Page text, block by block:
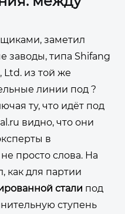
заметил
заводы, типа Shifang
Ltd. из той же
линии под ?
ту, что идёт под
видно, что они
в
просто слова. На
как для партии
стали под
ступень